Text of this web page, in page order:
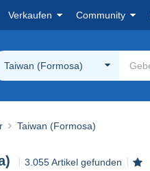
Verkaufen Community
Taiwan (Formosa)
Taiwan (Formosa)
3.055 Artikel gefunden